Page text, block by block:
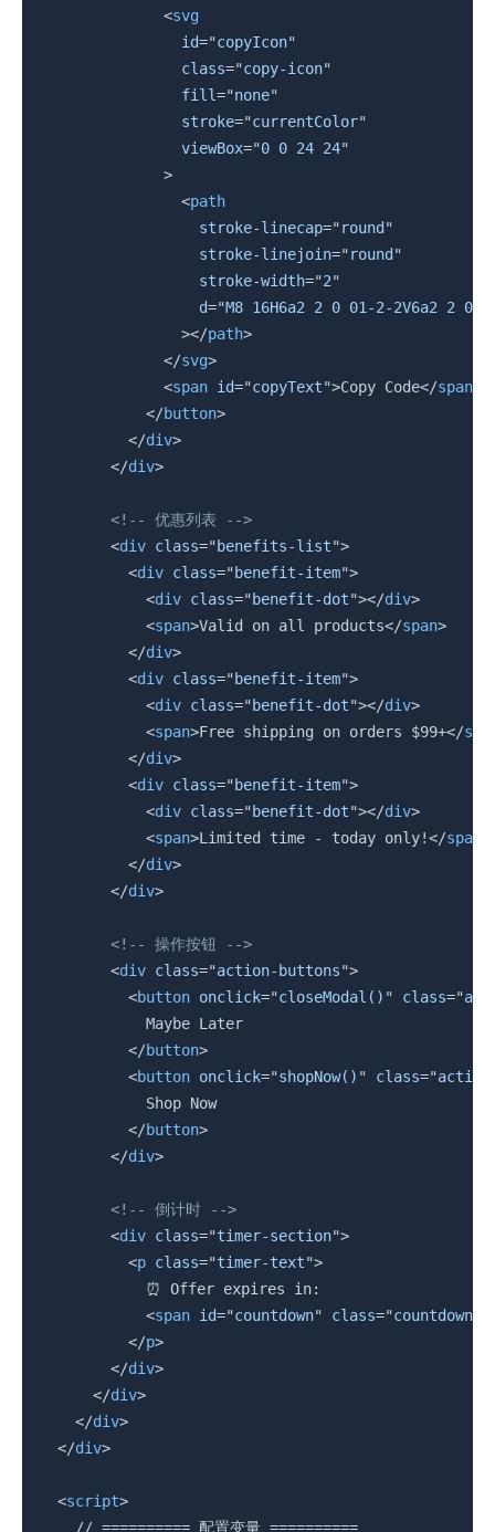
<svg
id="copyIcon"
class="copy-icon"
fill="none"
stroke="currentColor"
viewBox="0 0 24 24"
>
<path
stroke-linecap=" round "
stroke-linejoin=" round "
stroke-width="2"
d="M8 16H6a2 2 0 01-2-2V6a2 2 0
></path>
</svg>
<span id="copyText">Copy Code</span
</button>
</div>
</div>
<!-- 优惠列表 -->
<div class=" benefits-list">
<div class=" benefit-item">
<div class=" benefit-dot"></div>
<span>Valid on all products</span>
</div>
<div class=" benefit-item">
<div class=" benefit-dot"></div>
<span>Free shipping on orders $99+</
</div>
<div class=" benefit-item">
<div class=" benefit-dot"></div>
<span>Limited time - today only!</span
</div>
</div>
<!-- 操作按钮 -->
<div class="action-buttons">
<button onclick="closeModal() " class="
            Maybe Later
</button>
<button onclick="shopNow() " class="
            Shop Now
</button>
</div>
<!-- 倒计时 -->
<div class="timer-section">
<p class="timer-text">
            ⏰ Offer expires in:
<span id="countdown" class="countdown
</p>
</div>
</div>
</div>
</div>
<script>
    // ========== 配置变量 ==========